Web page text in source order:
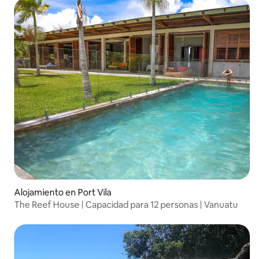
Alojamiento en Port Vila
The Reef House | Capacidad para 12 personas | Vanuatu